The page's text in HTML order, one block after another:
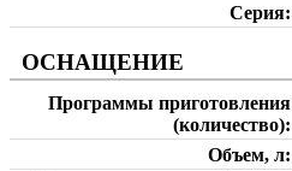
Серия
ОСНАЩЕНИЕ
Программы приготовления
(количество)
Объем, л